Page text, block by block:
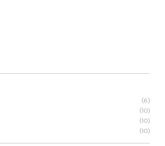
(6)
(10)
(10)
(10)